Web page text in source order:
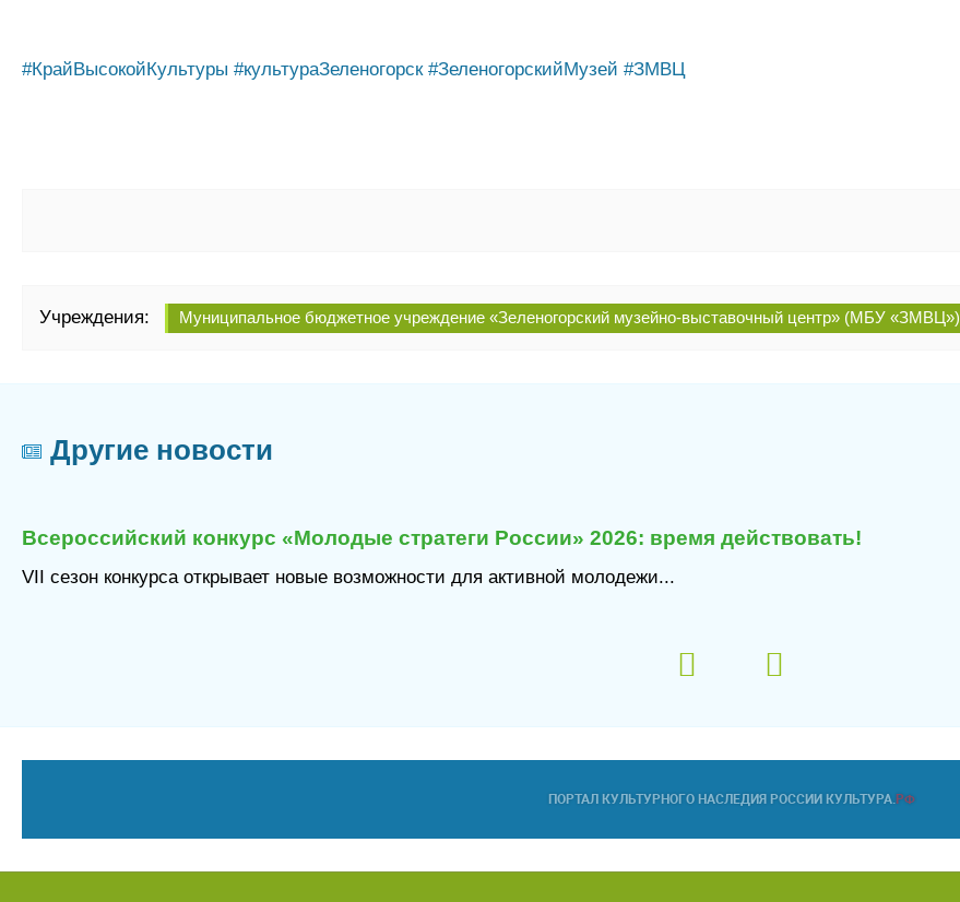
#КрайВысокойКультуры #культураЗеленогорск #ЗеленогорскийМузей #ЗМВЦ
Учреждения: Муниципальное бюджетное учреждение «Зеленогорский музейно-выставочный центр» (МБУ «ЗМВЦ»)
Другие новости
Всероссийский конкурс «Молодые стратеги России» 2026: время действовать!
VII сезон конкурса открывает новые возможности для активной молодежи...